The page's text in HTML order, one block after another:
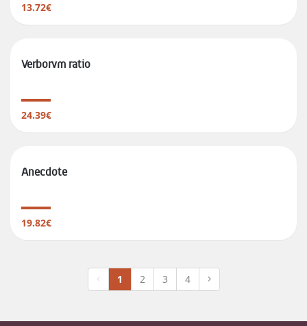
13.72€
Verborvm ratio
24.39€
Anecdote
19.82€
1 2 3 4